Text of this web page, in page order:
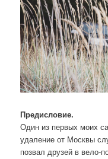
Предисловие.
Один из первых моих
удаление от Москвы
позвал друзей в вело-